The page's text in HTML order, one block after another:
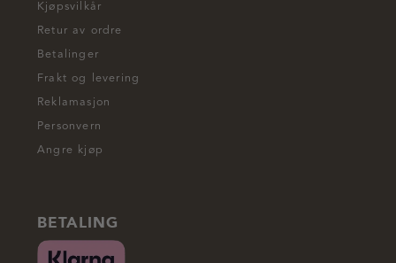
Kjøpsvilkår
Retur av ordre
Betalinger
Frakt og levering
Reklamasjon
Personvern
Angre kjøp
BETALING